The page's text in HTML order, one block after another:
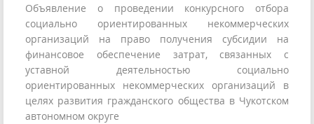
Объявление о проведении конкурсного отбора
социально ориентированных некоммерческих
организаций на право получения субсидии на
финансовое обеспечение затрат, связанных с
уставной деятельностью социально
ориентированных некоммерческих организаций в
целях развития гражданского общества в Чукотском
автономном округе